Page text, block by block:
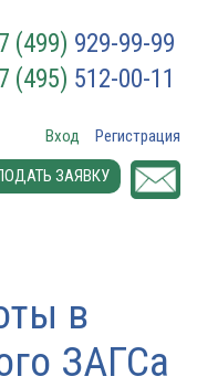
(499) 929-99-99
(495) 512-00-11
Вход
Регистрация
ЗАЯВКУ
в
ЗАГСа